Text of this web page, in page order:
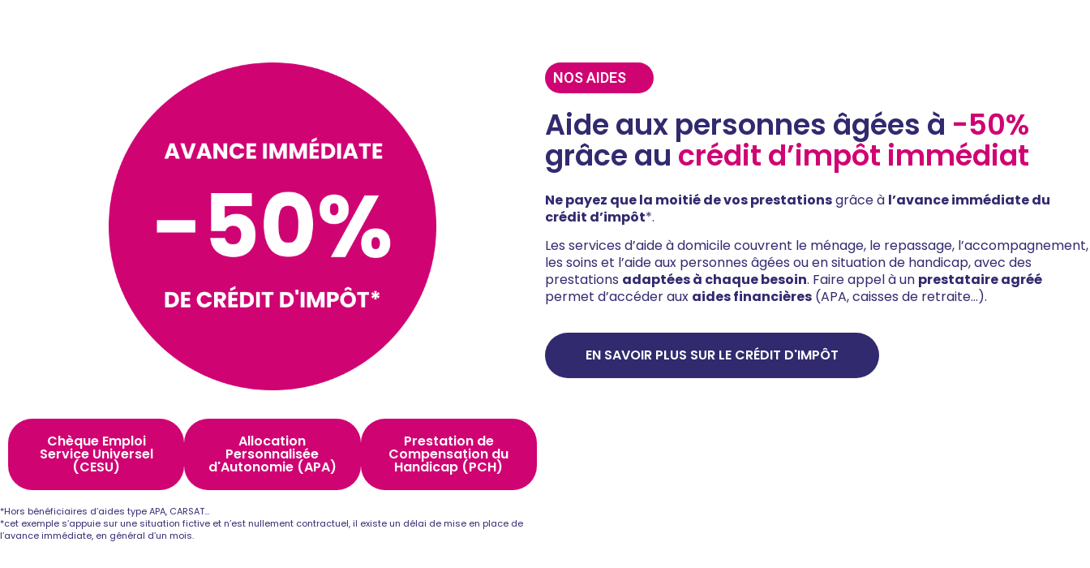
Chèque Emploi
Service Universel
(CESU)
Allocation
Personnalisée
d'Autonomie (APA)
Prestation de
Compensation du
Handicap (PCH)
*Hors bénéficiaires d’aides type APA, CARSAT…
*cet exemple s’appuie sur une situation fictive et n’est nullement contractuel, il existe un délai de mise en place de
l’avance immédiate, en général d’un mois.
NOS AIDES
Aide aux personnes âgées à -50%
grâce aucrédit d’impôt immédiat
Ne payez que la moitié de vos prestationsgrâce à l’avance immédiate du
crédit d’impôt*.
Les services d’aide à domicile couvrent le ménage, le repassage, l’accompagnement,
les soins et l’aide aux personnes âgées ou en situation de handicap, avec des
prestations adaptées à chaque besoin. Faire appel à un prestataire agréé
permet d’accéder aux aides financières (APA, caisses de retraite…).
EN SAVOIR PLUS SUR LE CRÉDIT D'IMPÔT